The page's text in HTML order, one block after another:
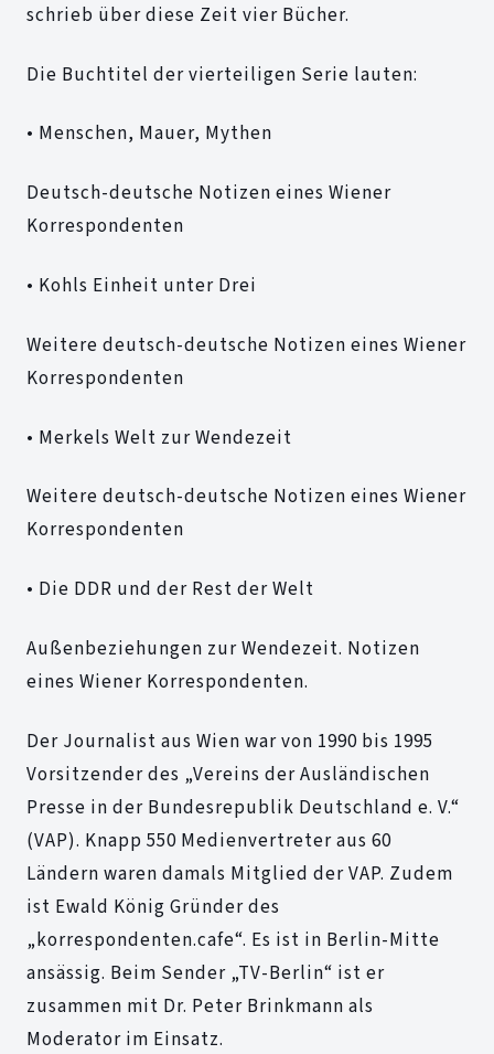
schrieb über diese Zeit vier Bücher.
Die Buchtitel der vierteiligen Serie lauten:
• Menschen, Mauer, Mythen
Deutsch-deutsche Notizen eines Wiener
Korrespondenten
• Kohls Einheit unter Drei
Weitere deutsch-deutsche Notizen eines Wiener
Korrespondenten
• Merkels Welt zur Wendezeit
Weitere deutsch-deutsche Notizen eines Wiener
Korrespondenten
• Die DDR und der Rest der Welt
Außenbeziehungen zur Wendezeit. Notizen
eines Wiener Korrespondenten.
Der Journalist aus Wien war von 1990 bis 1995
Vorsitzender des „Vereins der Ausländischen
Presse in der Bundesrepublik Deutschland e. V.“
(VAP). Knapp 550 Medienvertreter aus 60
Ländern waren damals Mitglied der VAP. Zudem
ist Ewald König Gründer des
„korrespondenten.cafe“. Es ist in Berlin-Mitte
ansässig. Beim Sender „TV-Berlin“ ist er
zusammen mit Dr. Peter Brinkmann als
Moderator im Einsatz.